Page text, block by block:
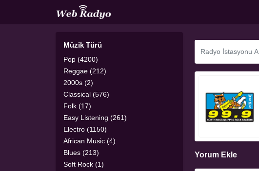
Müzik Türü
Pop (4200)
Reggae (212)
2000s (2)
Classical (576)
Folk (17)
Easy Listening (261)
Electro (1150)
African Music (4)
Blues (213)
Soft Rock (1)
Yorum Ekle